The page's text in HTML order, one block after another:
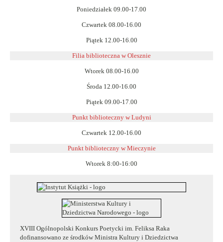
Poniedziałek 09.00-17.00
Czwartek 08.00-16.00
Piątek 12.00-16.00
Filia biblioteczna w Olesznie
Wtorek 08.00-16.00
Środa 12.00-16.00
Piątek 09.00-17.00
Punkt biblioteczny w Ludyni
Czwartek 12.00-16.00
Punkt biblioteczny w Mieczynie
Wtorek 8:00-16:00
XVIII Ogólnopolski Konkurs Poetycki im. Feliksa Raka
dofinansowano ze środków Ministra Kultury i Dziedzictwa